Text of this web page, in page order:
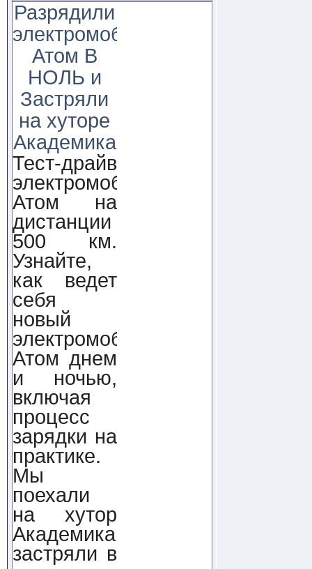
Разрядили
электромобиль
Атом В
НОЛЬ и
Застряли
на хуторе
Академика
Тест-драйв
электромобиля
Атом на
дистанции
500 км.
Узнайте,
как ведет
себя
новый
электромобиль
Атом днем
и ночью,
включая
процесс
зарядки на
практике.
Мы
поехали
на хутор
Академика,
застряли в